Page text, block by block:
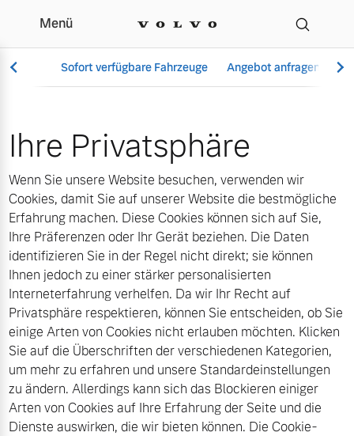
Cookies | Autohaus
Menü
Sofort verfügbare Fahrzeuge Angebot anfragen
Vollelektrisch
6 Modelle
Plug-in Hybrid
3 Modelle
Mild-Hybrid
4 Modelle
Aktuelle Angebote
Geschäftskunden
Volvo Gebrauchtwagenbörse
Gebrauchtwagen
Über uns
Unser Team
Kontakt und Anfahrt
Unsere News & Events
Ihre Privatsphäre
Wenn Sie unsere Website besuchen, verwenden wir
Cookies, damit Sie auf unserer Website die bestmögliche
Erfahrung machen. Diese Cookies können sich auf Sie,
Ihre Präferenzen oder Ihr Gerät beziehen. Die Daten
identifizieren Sie in der Regel nicht direkt; sie können
Ihnen jedoch zu einer stärker personalisierten
Interneterfahrung verhelfen. Da wir Ihr Recht auf
Privatsphäre respektieren, können Sie entscheiden, ob Sie
einige Arten von Cookies nicht erlauben möchten. Klicken
Sie auf die Überschriften der verschiedenen Kategorien,
um mehr zu erfahren und unsere Standardeinstellungen
zu ändern. Allerdings kann sich das Blockieren einiger
Arten von Cookies auf Ihre Erfahrung der Seite und die
Dienste auswirken, die wir bieten können. Die Cookie-